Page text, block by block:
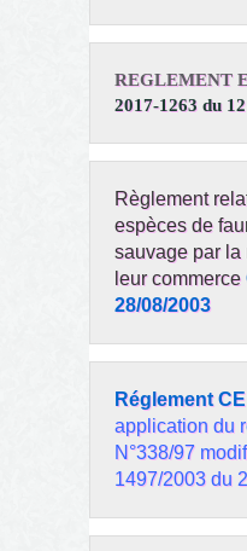
REGLEMENT
2017-1263 du
Règlement
espèces de
sauvage par la
leur commerce
28/08/2003
Réglement
application du
N°338/97
1497/2003 du